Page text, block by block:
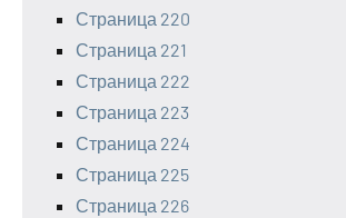
Страница 220
Страница 221
Страница 222
Страница 223
Страница 224
Страница 225
Страница 226